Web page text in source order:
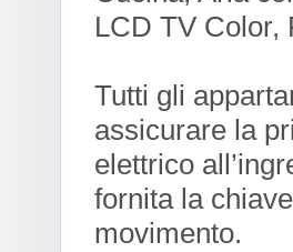
LCD TV Color,
Tutti gli
assicurare la
elettrico
fornita la
movimento.